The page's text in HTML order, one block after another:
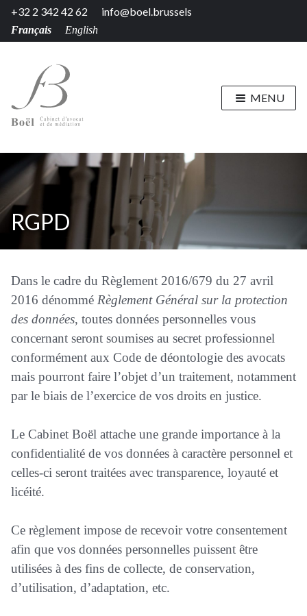
+32 2 342 42 62 info@boel.brussels
Français English
MENU
RGPD
Dans le cadre du Règlement 2016/679 du 27 avril
2016 dénommé Règlement Général sur la protection
des données, toutes données personnelles vous
concernant seront soumises au secret professionnel
conformément aux Code de déontologie des avocats
mais pourront faire l’objet d’un traitement, notamment
par le biais de l’exercice de vos droits en justice.
Le Cabinet Boël attache une grande importance à la
confidentialité de vos données à caractère personnel et
celles-ci seront traitées avec transparence, loyauté et
licéité.
Ce règlement impose de recevoir votre consentement
afin que vos données personnelles puissent être
utilisées à des fins de collecte, de conservation,
d’utilisation, d’adaptation, etc.